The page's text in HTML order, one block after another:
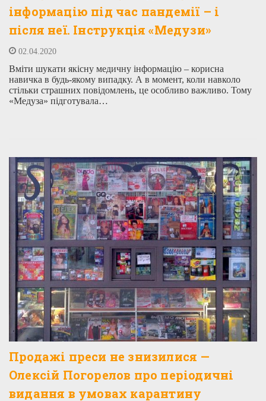
інформацію під час пандемії – і
після неї. Інструкція «Медузи»
02.04.2020
Вміти шукати якісну медичну інформацію – корисна
навичка в будь-якому випадку. А в момент, коли навколо
стільки страшних повідомлень, це особливо важливо. Тому
«Медуза» підготувала…
Продажі преси не знизилися —
Олексій Погорелов про періодичні
видання в умовах карантину